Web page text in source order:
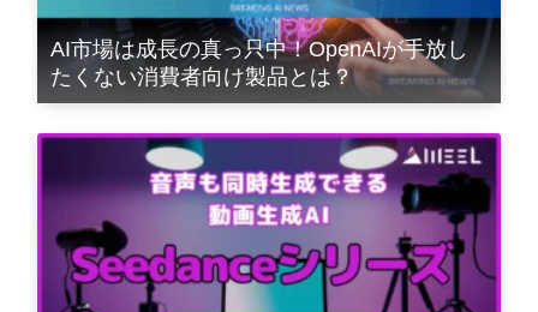
AI市場は成長の真っ只中！OpenAIが手放し
たくない消費者向け製品とは？